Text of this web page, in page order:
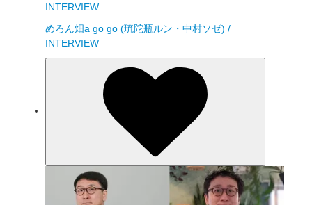
INTERVIEW
めろん畑a go go (琉陀瓶ルン・中村ソゼ) /
INTERVIEW